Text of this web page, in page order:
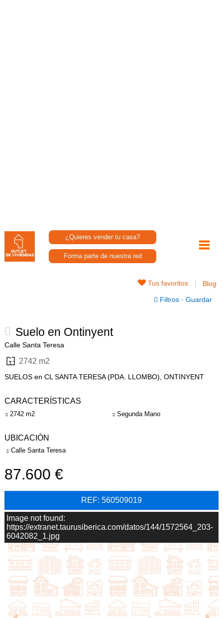
¿Quieres vender tu casa?
Forma parte de nuestra red
Tus favoritos
Blog
· Guardar
Filtros
Suelo en Ontinyent
Calle Santa Teresa
2742 m2
SUELOS en CL SANTA TERESA (PDA. LLOMBO), ONTINYENT
CARACTERÍSTICAS
2742 m2 Segunda Mano
UBICACIÓN
Calle Santa Teresa
87.600
REF: 560509019
Image not found:
https://extranet.taurusiberica.com/datos/144/1572564_203-
6042082_1.jpg